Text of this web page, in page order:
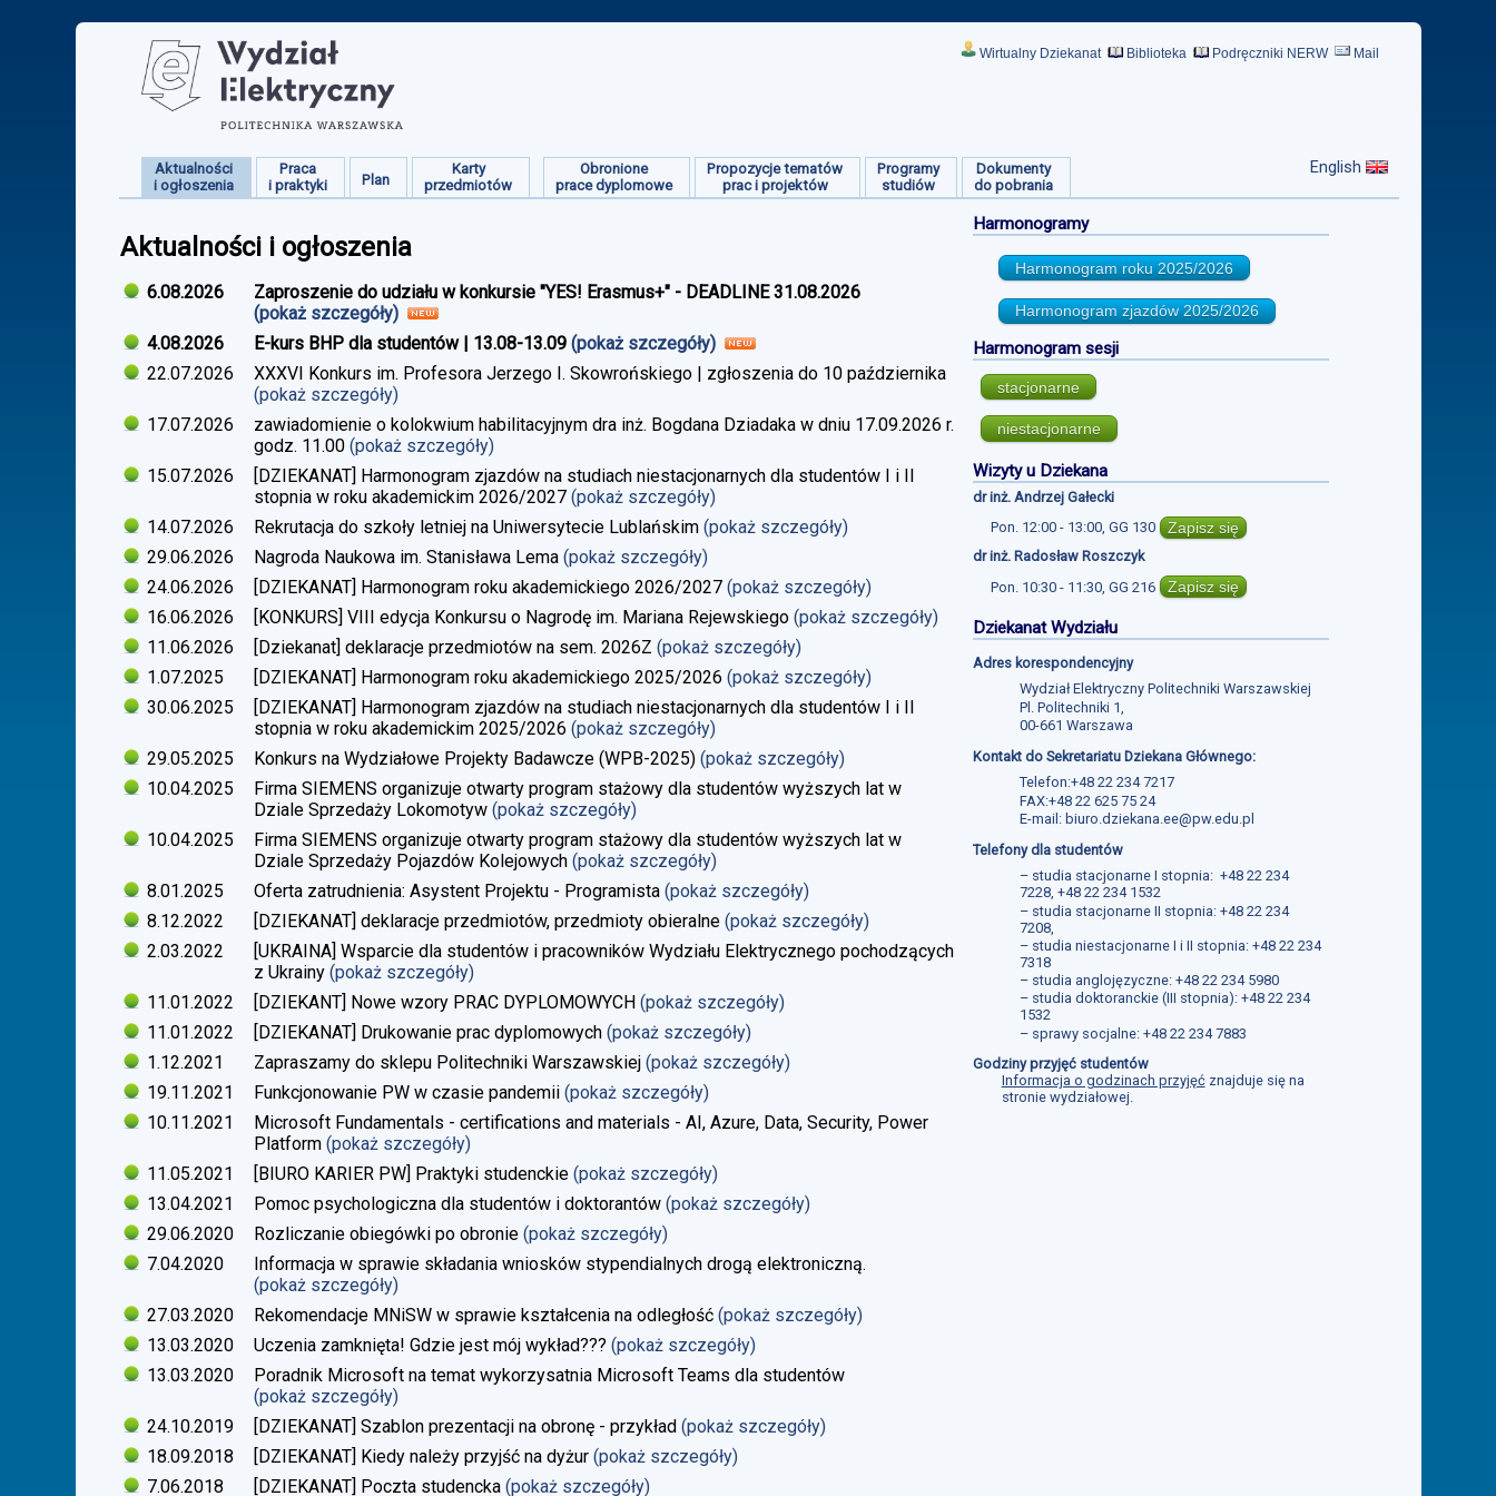
Wirtualny Dziekanat Biblioteka Podręczniki NERW Mail
Aktualności
i ogłoszenia
Praca
i praktyki
Plan
Karty
przedmiotów
Obronione
prace dyplomowe
Propozycje tematów
prac i projektów
Programy
studiów
Dokumenty
do pobrania
English
Aktualności i ogłoszenia
6.08.2026
Zaproszenie do udziału w konkursie "YES! Erasmus+" - DEADLINE 31.08.2026
(pokaż szczegóły)
4.08.2026
E-kurs BHP dla studentów | 13.08-13.09 (pokaż szczegóły)
22.07.2026
XXXVI Konkurs im. Profesora Jerzego I. Skowrońskiego | zgłoszenia do 10 października
(pokaż szczegóły)
17.07.2026
zawiadomienie o kolokwium habilitacyjnym dra inż. Bogdana Dziadaka w dniu 17.09.2026 r.
godz. 11.00 (pokaż szczegóły)
15.07.2026
[DZIEKANAT] Harmonogram zjazdów na studiach niestacjonarnych dla studentów I i II
stopnia w roku akademickim 2026/2027 (pokaż szczegóły)
14.07.2026
Rekrutacja do szkoły letniej na Uniwersytecie Lublańskim (pokaż szczegóły)
29.06.2026
Nagroda Naukowa im. Stanisława Lema (pokaż szczegóły)
24.06.2026
[DZIEKANAT] Harmonogram roku akademickiego 2026/2027 (pokaż szczegóły)
16.06.2026
[KONKURS] VIII edycja Konkursu o Nagrodę im. Mariana Rejewskiego (pokaż szczegóły)
11.06.2026
[Dziekanat] deklaracje przedmiotów na sem. 2026Z (pokaż szczegóły)
1.07.2025
[DZIEKANAT] Harmonogram roku akademickiego 2025/2026 (pokaż szczegóły)
30.06.2025
[DZIEKANAT] Harmonogram zjazdów na studiach niestacjonarnych dla studentów I i II
stopnia w roku akademickim 2025/2026 (pokaż szczegóły)
29.05.2025
Konkurs na Wydziałowe Projekty Badawcze (WPB-2025) (pokaż szczegóły)
10.04.2025
Firma SIEMENS organizuje otwarty program stażowy dla studentów wyższych lat w
Dziale Sprzedaży Lokomotyw (pokaż szczegóły)
10.04.2025
Firma SIEMENS organizuje otwarty program stażowy dla studentów wyższych lat w
Dziale Sprzedaży Pojazdów Kolejowych (pokaż szczegóły)
8.01.2025
Oferta zatrudnienia: Asystent Projektu - Programista (pokaż szczegóły)
8.12.2022
[DZIEKANAT] deklaracje przedmiotów, przedmioty obieralne (pokaż szczegóły)
2.03.2022
[UKRAINA] Wsparcie dla studentów i pracowników Wydziału Elektrycznego pochodzących
z Ukrainy (pokaż szczegóły)
11.01.2022
[DZIEKANT] Nowe wzory PRAC DYPLOMOWYCH (pokaż szczegóły)
11.01.2022
[DZIEKANAT] Drukowanie prac dyplomowych (pokaż szczegóły)
1.12.2021
Zapraszamy do sklepu Politechniki Warszawskiej (pokaż szczegóły)
19.11.2021
Funkcjonowanie PW w czasie pandemii (pokaż szczegóły)
10.11.2021
Microsoft Fundamentals - certifications and materials - AI, Azure, Data, Security, Power
Platform (pokaż szczegóły)
11.05.2021
[BIURO KARIER PW] Praktyki studenckie (pokaż szczegóły)
13.04.2021
Pomoc psychologiczna dla studentów i doktorantów (pokaż szczegóły)
29.06.2020
Rozliczanie obiegówki po obronie (pokaż szczegóły)
7.04.2020
Informacja w sprawie składania wniosków stypendialnych drogą elektroniczną.
(pokaż szczegóły)
27.03.2020
Rekomendacje MNiSW w sprawie kształcenia na odległość (pokaż szczegóły)
13.03.2020
Uczenia zamknięta! Gdzie jest mój wykład??? (pokaż szczegóły)
13.03.2020
Poradnik Microsoft na temat wykorzysatnia Microsoft Teams dla studentów
(pokaż szczegóły)
24.10.2019
[DZIEKANAT] Szablon prezentacji na obronę - przykład (pokaż szczegóły)
18.09.2018
[DZIEKANAT] Kiedy należy przyjść na dyżur (pokaż szczegóły)
7.06.2018
[DZIEKANAT] Poczta studencka (pokaż szczegóły)
Harmonogramy
Harmonogram roku2025/2026
Harmonogram zjazdów2025/2026
Harmonogram sesji
stacjonarne
niestacjonarne
Wizyty u Dziekana
dr inż. Andrzej Gałecki
Pon. 12:00 - 13:00, GG 130 Zapisz się
dr inż. Radosław Roszczyk
Pon. 10:30 - 11:30 GG 216 Zapisz się
Dziekanat Wydziału
Adres korespondencyjny
Wydział Elektryczny Politechniki Warszawskiej
Pl. Politechniki 1,
00-661 Warszawa
Kontakt do Sekretariatu Dziekana Głównego:
Telefon:+48 22 234 7217
FAX:+48 22 625 75 24
E-mail: biuro.dziekana.ee@pw.edu.pl
Telefony dla studentów
– studia stacjonarne I stopnia: +48 22 234
7228, +48 22 234 1532
– studia stacjonarne II stopnia: +48 22 234
7208,
– studia niestacjonarne I i II stopnia: +48 22 234
7318
– studia anglojęzyczne: +48 22 234 5980
– studia doktoranckie (III stopnia): +48 22 234
1532
– sprawy socjalne: +48 22 234 7883
Godziny przyjęć studentów
Informacja o godzinach przyjęćznajduje się na
stronie wydziałowej.